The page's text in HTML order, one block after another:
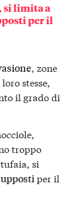
si limita a
per il
, zone
stesse,
il grado di
troppo
si
per il